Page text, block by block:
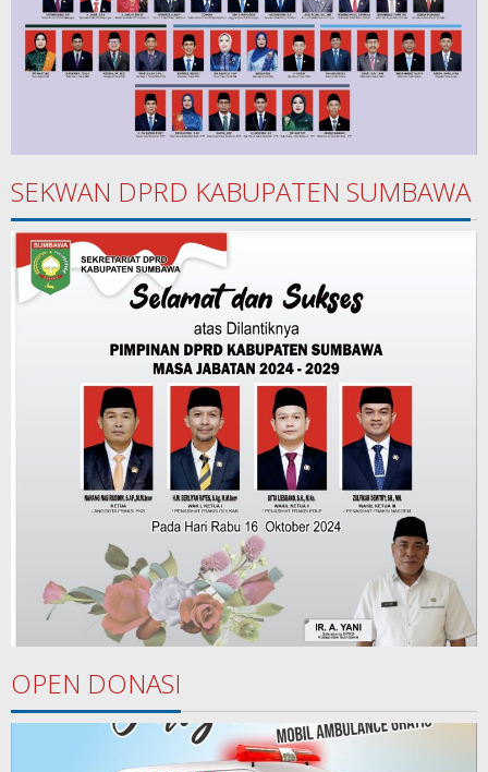
SEKWAN DPRD KABUPATEN SUMBAWA
OPEN DONASI